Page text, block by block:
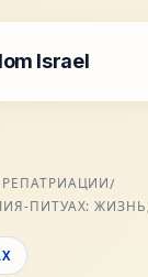
Israel
/
ПИТУАХ: